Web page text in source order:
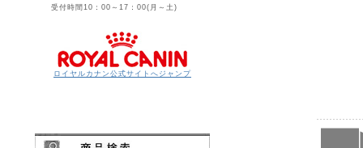
受付時間10：00～17：00(月～土)
ロイヤルカナン公式サイトへジャンプ